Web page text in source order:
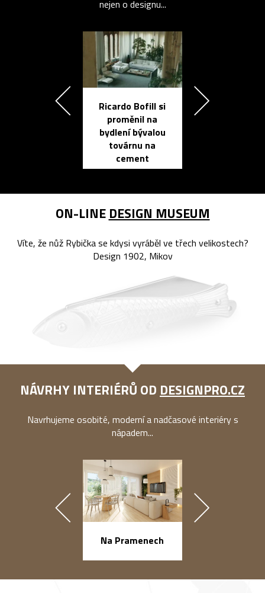
nejen o designu...
Ricardo Bofill si
proměnil na
bydlení bývalou
továrnu na
cement
ON-LINE DESIGN MUSEUM
Víte, že nůž Rybička se kdysi vyráběl ve třech velikostech?
Design 1902, Mikov
NÁVRHY INTERIÉRŮ OD DESIGNPRO.CZ
Navrhujeme osobité, moderní a nadčasové interiéry s
nápadem...
Na Pramenech